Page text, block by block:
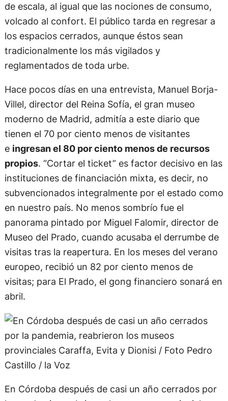
de escala, al igual que las nociones de consumo,
volcado al confort. El público tarda en regresar a
los espacios cerrados, aunque éstos sean
tradicionalmente los más vigilados y
reglamentados de toda urbe.
Hace pocos días en una entrevista, Manuel Borja-
Villel, director del Reina Sofía, el gran museo
moderno de Madrid, admitía a este diario que
tienen el 70 por ciento menos de visitantes
e ingresan el 80 por ciento menos de recursos
propios. “Cortar el ticket” es factor decisivo en las
instituciones de financiación mixta, es decir, no
subvencionados integralmente por el estado como
en nuestro país. No menos sombrío fue el
panorama pintado por Miguel Falomir, director de
Museo del Prado, cuando acusaba el derrumbe de
visitas tras la reapertura. En los meses del verano
europeo, recibió un 82 por ciento menos de
visitas; para El Prado, el gong financiero sonará en
abril.
En Córdoba después de casi un año cerrados por